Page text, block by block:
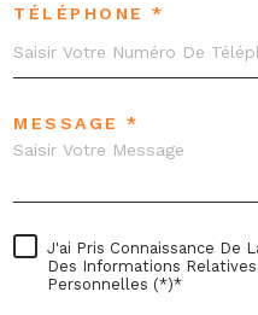
TÉLÉPHONE *
MESSAGE *
J'ai Pris Connaissance De
Des Informations
Personnelles (*)*